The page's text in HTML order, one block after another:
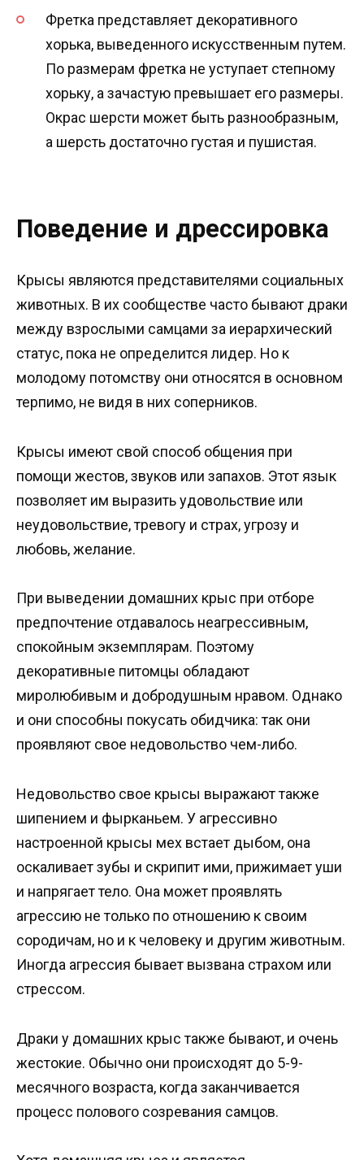
Фретка представляет декоративного
хорька, выведенного искусственным путем.
По размерам фретка не уступает степному
хорьку, а зачастую превышает его размеры.
Окрас шерсти может быть разнообразным,
а шерсть достаточно густая и пушистая.
Поведение и дрессировка
Крысы являются представителями социальных
животных. В их сообществе часто бывают драки
между взрослыми самцами за иерархический
статус, пока не определится лидер. Но к
молодому потомству они относятся в основном
терпимо, не видя в них соперников.
Крысы имеют свой способ общения при
помощи жестов, звуков или запахов. Этот язык
позволяет им выразить удовольствие или
неудовольствие, тревогу и страх, угрозу и
любовь, желание.
При выведении домашних крыс при отборе
предпочтение отдавалось неагрессивным,
спокойным экземплярам. Поэтому
декоративные питомцы обладают
миролюбивым и добродушным нравом. Однако
и они способны покусать обидчика: так они
проявляют свое недовольство чем-либо.
Недовольство свое крысы выражают также
шипением и фырканьем. У агрессивно
настроенной крысы мех встает дыбом, она
оскаливает зубы и скрипит ими, прижимает уши
и напрягает тело. Она может проявлять
агрессию не только по отношению к своим
сородичам, но и к человеку и другим животным.
Иногда агрессия бывает вызвана страхом или
стрессом.
Драки у домашних крыс также бывают, и очень
жестокие. Обычно они происходят до 5-9-
месячного возраста, когда заканчивается
процесс полового созревания самцов.